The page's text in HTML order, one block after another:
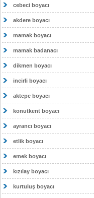
cebeci boyacı
akdere boyacı
mamak boyacı
mamak badanacı
dikmen boyacı
incirli boyacı
aktepe boyacı
konutkent boyacı
ayrancı boyacı
etlik boyacı
emek boyacı
kızılay boyacı
kurtuluş boyacı